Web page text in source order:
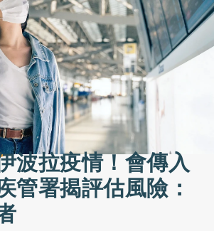
波拉疫情！會傳入
管署揭評估風險：